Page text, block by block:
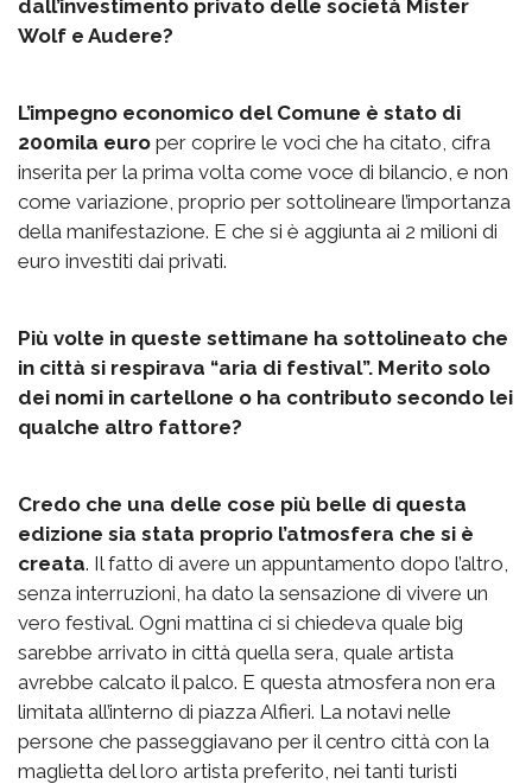
dall’investimento privato delle società Mister
Wolf e Audere?
L’impegno economico del Comune è stato di
200mila euro per coprire le voci che ha citato, cifra
inserita per la prima volta come voce di bilancio, e non
come variazione, proprio per sottolineare l’importanza
della manifestazione. E che si è aggiunta ai 2 milioni di
euro investiti dai privati.
Più volte in queste settimane ha sottolineato che
in città si respirava “aria di festival”. Merito solo
dei nomi in cartellone o ha contributo secondo lei
qualche altro fattore?
Credo che una delle cose più belle di questa
edizione sia stata proprio l’atmosfera che si è
creata. Il fatto di avere un appuntamento dopo l’altro,
senza interruzioni, ha dato la sensazione di vivere un
vero festival. Ogni mattina ci si chiedeva quale big
sarebbe arrivato in città quella sera, quale artista
avrebbe calcato il palco. E questa atmosfera non era
limitata all’interno di piazza Alfieri. La notavi nelle
persone che passeggiavano per il centro città con la
maglietta del loro artista preferito, nei tanti turisti